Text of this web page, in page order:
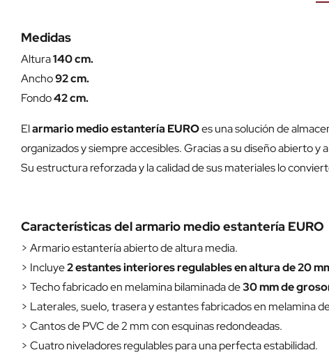
Medidas
Altura140 cm.
Ancho92 cm.
Fondo42 cm.
Elarmario medio estantería EUROes una solución de
organizados y siempre accesibles. Gracias a su diseño abierto
Su estructura reforzada y la calidad de sus materiales lo
Características del armario medio estantería EURO
> Armario estantería abierto de altura media.
> Incluye2 estantes interiores regulables en altura de 20
> Techo fabricado en melamina bilaminada de30 mm de
> Laterales, suelo, trasera y estantes fabricados en melamina
> Cantos de PVC de 2 mm con esquinas redondeadas.
> Cuatro niveladores regulables para una perfecta estabilidad.